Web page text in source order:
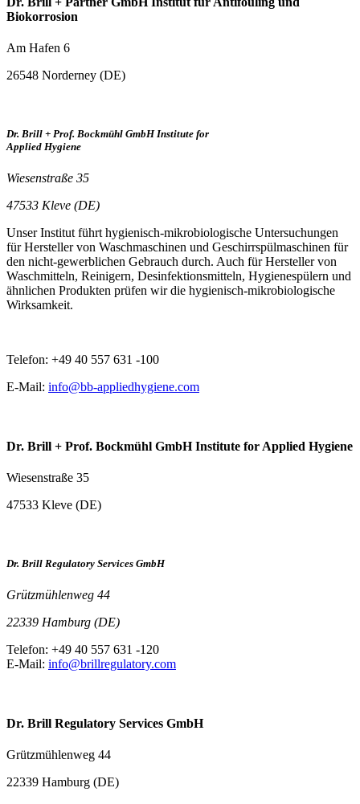
Biokorrosion
Am Hafen 6
26548 Norderney (DE)
Dr. Brill + Prof. Bockmühl GmbH Institute for
Applied Hygiene
Wiesenstraße 35
47533 Kleve (DE)
Unser Institut führt hygienisch-mikrobiologische Untersuchungen
für Hersteller von Waschmaschinen und Geschirrspülmaschinen für
den nicht-gewerblichen Gebrauch durch. Auch für Hersteller von
Waschmitteln, Reinigern, Desinfektionsmitteln, Hygienespülern und
ähnlichen Produkten prüfen wir die hygienisch-mikrobiologische
Wirksamkeit.
Telefon: +49 40 557 631 -100
E-Mail: info@bb-appliedhygiene.com
Dr. Brill + Prof. Bockmühl GmbH Institute for Applied Hygiene
Wiesenstraße 35
47533 Kleve (DE)
Dr. Brill Regulatory Services GmbH
Grützmühlenweg 44
22339 Hamburg (DE)
Telefon: +49 40 557 631 -120
E-Mail: info@brillregulatory.com
Dr. Brill Regulatory Services GmbH
Grützmühlenweg 44
22339 Hamburg (DE)